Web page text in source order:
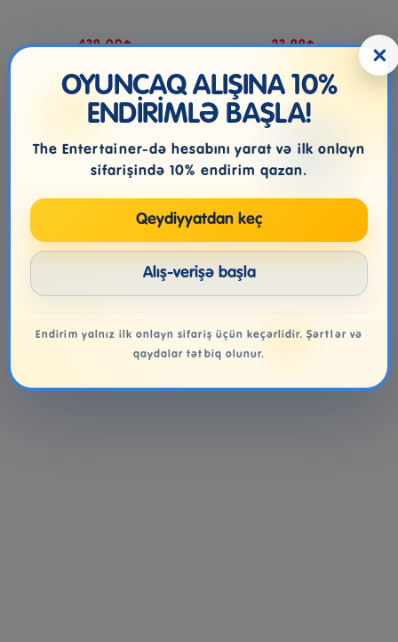
439.00₼ 23.99₼ ×
OYUNCAQ ALIŞINA 10%
ENDİRİMLƏ BAŞLA!
The Entertainer-də hesabını yarat və ilk onlayn
sifarişində 10% endirim qazan.
Qeydiyyatdan keç
Alış-verişə başla
Endirim yalnız ilk onlayn sifariş üçün keçərlidir. Şərtlər və
qaydalar tətbiq olunur.